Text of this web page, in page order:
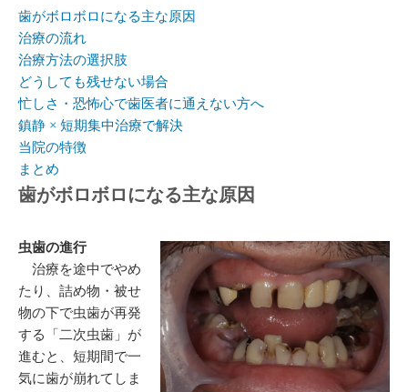
歯がボロボロになる主な原因
治療の流れ
治療方法の選択肢
どうしても残せない場合
忙しさ・恐怖心で歯医者に通えない方へ
鎮静 × 短期集中治療で解決
当院の特徴
まとめ
歯がボロボロになる主な原因
虫歯の進行
治療を途中でやめ
たり、詰め物・被せ
物の下で虫歯が再発
する「二次虫歯」が
進むと、短期間で一
気に歯が崩れてしま